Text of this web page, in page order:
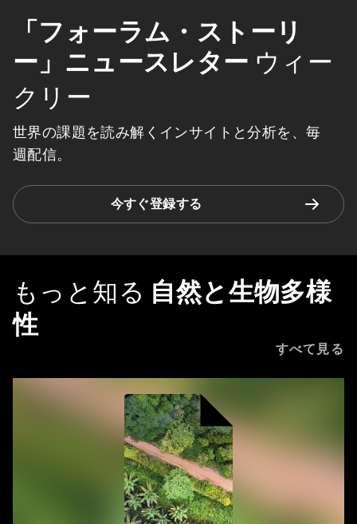
「フォーラム・ストーリ
ー」ニュースレター ウィー
クリー
世界の課題を読み解くインサイトと分析を、毎
週配信。
今すぐ登録する
もっと知る 自然と生物多様
性
すべて見る